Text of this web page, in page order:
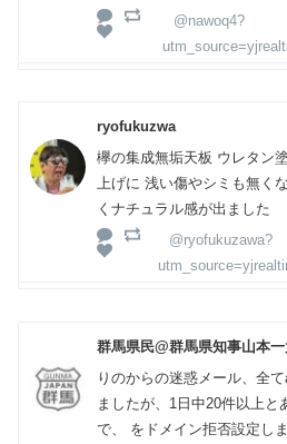
@nawoq4?
ryofukuzwa
欅の集成無垢天板 ウレタン
上げに 浅い傷やシミも無く
くナチュラル感が出ました
@ryofukuzawa?
群馬県民@群馬県知事山本
りのからの迷惑メール、全
ましたが、1日中20件以上
で、 をドメイン拒否設定し